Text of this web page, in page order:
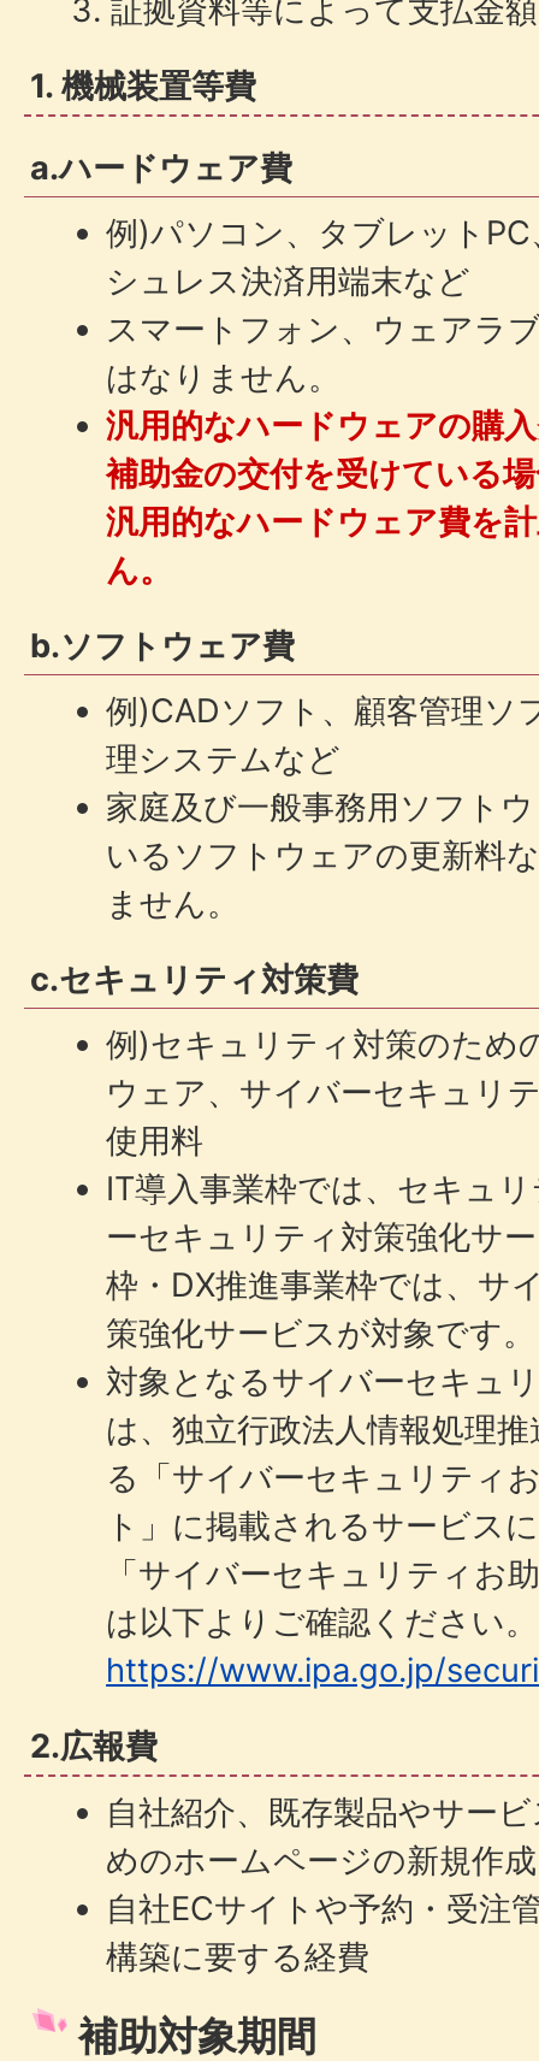
証拠資料等によって支払金
1. 機械装置等費
a.ハードウェア費
例)パソコン、タブレット
シュレス決済用端末など
スマートフォン、ウェアラ
はなりません。
汎用的なハードウェアの購
補助金の交付を受けている
汎用的なハードウェア費を
ん。
b.ソフトウェア費
例)CADソフト、顧客管理ソ
理システムなど
家庭及び一般事務用ソフト
いるソフトウェアの更新料
ません。
c.セキュリティ対策費
例)セキュリティ対策のため
ウェア、サイバーセキュリ
使用料
IT導入事業枠では、セキュ
ーセキュリティ対策強化サ
枠・DX推進事業枠では、サ
策強化サービスが対象です。
対象となるサイバーセキュ
は、独立行政法人情報処理
る「サイバーセキュリティ
ト」に掲載されるサービス
「サイバーセキュリティお
は以下よりご確認ください。
https://www.ipa.go.jp/
2.広報費
自社紹介、既存製品やサー
めのホームページの新規作
自社ECサイトや予約・受注
構築に要する経費
補助対象期間